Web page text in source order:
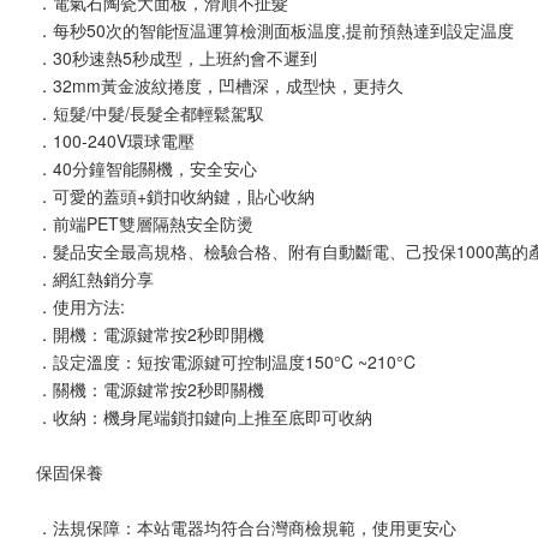
．每秒50次的智能恆温運算檢測面板温度,提前預熱達到設定温度
．30秒速熱5秒成型，上班約會不遲到
．32mm黃金波紋捲度，凹槽深，成型快，更持久
．短髮/中髮/長髮全都輕鬆駕馭
．100-240V環球電壓
．40分鐘智能關機，安全安心
．可愛的蓋頭+鎖扣收納鍵，貼心收納
．前端PET雙層隔熱安全防燙
．髮品安全最高規格、檢驗合格、附有自動斷電、己投保1000萬的
．網紅熱銷分享
．使用方法:
．開機：電源鍵常按2秒即開機
．設定溫度：短按電源鍵可控制温度150°C ~210°C
．關機：電源鍵常按2秒即關機
．收納：機身尾端鎖扣鍵向上推至底即可收納
保固保養
．法規保障：本站電器均符合台灣商檢規範，使用更安心